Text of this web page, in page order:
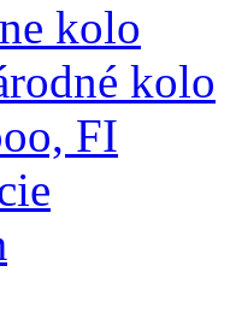
kolo
kolo
FI